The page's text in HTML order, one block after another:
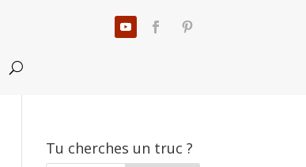
Tu cherches un truc ?